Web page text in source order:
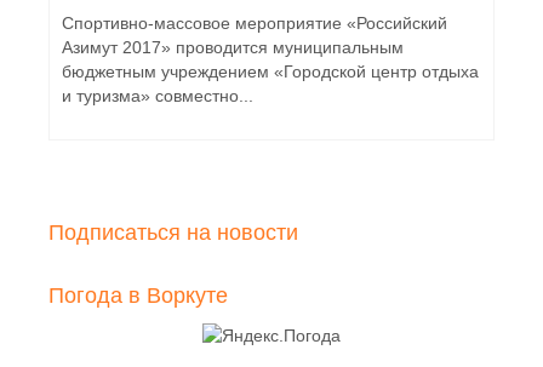
Спортивно-массовое мероприятие «Российский
Азимут 2017» проводится муниципальным
бюджетным учреждением «Городской центр отдыха
и туризма» совместно...
Подписаться на новости
Погода в Воркуте